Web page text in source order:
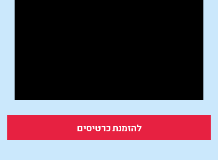
להזמנת כרטיסים